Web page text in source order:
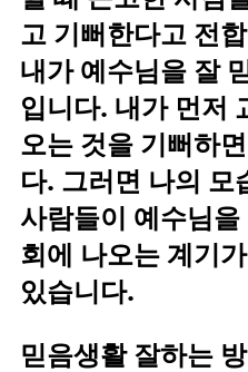
고 기뻐한다고 전
내가 예수님을 잘
입니다. 내가 먼저
오는 것을 기뻐하면
다. 그러면 나의 모
사람들이 예수님을
회에 나오는 계기
있습니다.
믿음생활 잘하는